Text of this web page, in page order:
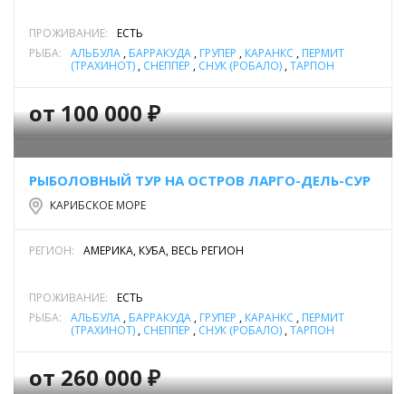
ПРОЖИВАНИЕ:
ЕСТЬ
РЫБА:
АЛЬБУЛА , БАРРАКУДА , ГРУПЕР , КАРАНКС , ПЕРМИТ
(ТРАХИНОТ) , СНЕППЕР , СНУК (РОБАЛО) ,ТАРПОН
от 100 000 ₽
РЫБОЛОВНЫЙ ТУР НА ОСТРОВ ЛАРГО-ДЕЛЬ-СУР
КАРИБСКОЕ МОРЕ
РЕГИОН: АМЕРИКА, КУБА, ВЕСЬ РЕГИОН
ПРОЖИВАНИЕ:
ЕСТЬ
РЫБА:
АЛЬБУЛА , БАРРАКУДА , ГРУПЕР , КАРАНКС , ПЕРМИТ
(ТРАХИНОТ) , СНЕППЕР , СНУК (РОБАЛО) ,ТАРПОН
от 260 000 ₽